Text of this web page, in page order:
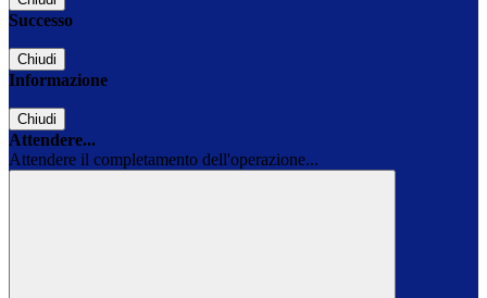
Successo
Chiudi
Informazione
Chiudi
Attendere...
Attendere il completamento dell'operazione...